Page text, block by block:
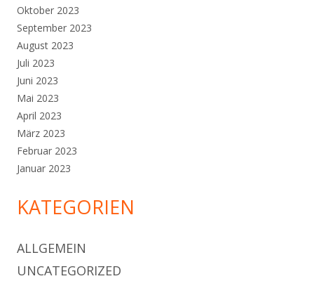
Oktober 2023
September 2023
August 2023
Juli 2023
Juni 2023
Mai 2023
April 2023
März 2023
Februar 2023
Januar 2023
KATEGORIEN
ALLGEMEIN
UNCATEGORIZED